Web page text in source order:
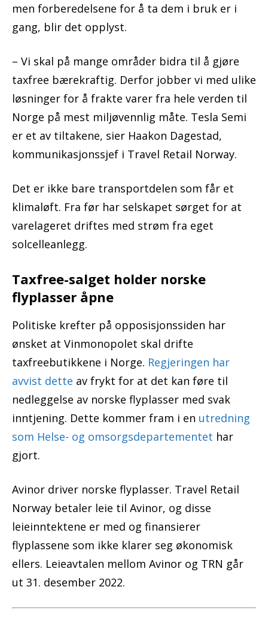
men forberedelsene for å ta dem i bruk er i
gang, blir det opplyst.
– Vi skal på mange områder bidra til å gjøre
taxfree bærekraftig. Derfor jobber vi med ulike
løsninger for å frakte varer fra hele verden til
Norge på mest miljøvennlig måte. Tesla Semi
er et av tiltakene, sier Haakon Dagestad,
kommunikasjonssjef i Travel Retail Norway.
Det er ikke bare transportdelen som får et
klimaløft. Fra før har selskapet sørget for at
varelageret driftes med strøm fra eget
solcelleanlegg.
Taxfree-salget holder norske
flyplasser åpne
Politiske krefter på opposisjonssiden har
ønsket at Vinmonopolet skal drifte
taxfreebutikkene i Norge. Regjeringen har
avvist dette av frykt for at det kan føre til
nedleggelse av norske flyplasser med svak
inntjening. Dette kommer fram i en utredning
som Helse- og omsorgsdepartementet har
gjort.
Avinor driver norske flyplasser. Travel Retail
Norway betaler leie til Avinor, og disse
leieinntektene er med og finansierer
flyplassene som ikke klarer seg økonomisk
ellers. Leieavtalen mellom Avinor og TRN går
ut 31. desember 2022.